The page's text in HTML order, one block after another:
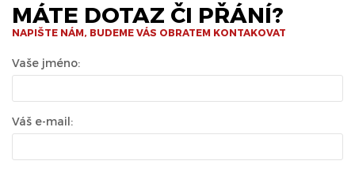
MÁTE DOTAZ ČI PŘÁNÍ?
NAPIŠTE NÁM, BUDEME VÁS OBRATEM KONTAKOVAT
Vaše jméno:
Váš e-mail: